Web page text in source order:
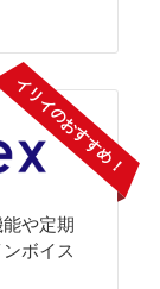
イリイのおすすめ！
や定期
ボイス